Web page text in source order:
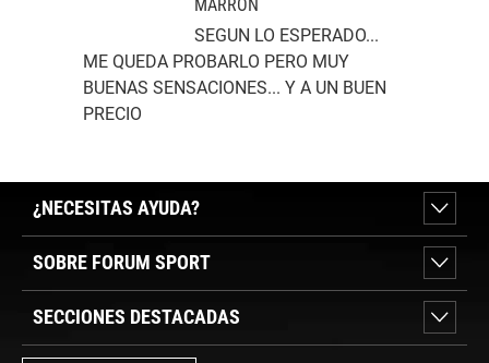
MARRON
SEGUN LO ESPERADO...
ME QUEDA PROBARLO PERO MUY
BUENAS SENSACIONES... Y A UN BUEN
PRECIO
¿NECESITAS AYUDA?
SOBRE FORUM SPORT
SECCIONES DESTACADAS